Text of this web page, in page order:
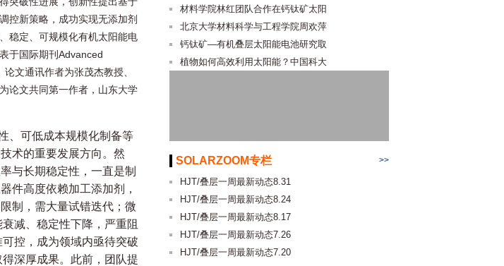
控新策略，成功实现无添加剂
稳定、可规模化有机太阳能电
于国际期刊Advanced
文通讯作者为张茂杰教授、
论文共同第一作者，山东大学
、可低成本规模化制备等
术的重要发展方向。然
与长期稳定性，一直是制
件高度依赖加工添加剂，
制，需大量试错迭代；微
减、稳定性下降，严重阻
控，成为领域内亟待突破
深厚成果。此前，团队提
材料学院林红团队合作在钙钛矿太阳
北京大学材料科学与工程学院周欢萍
钙钛矿—有机叠层太阳能电池研究取
植物如何高效利用太阳能？中国科大
SOLARZOOM专栏 >>
HJT/叠层一周最新动态8.31
HJT/叠层一周最新动态8.24
HJT/叠层一周最新动态8.17
HJT/叠层一周最新动态7.26
HJT/叠层一周最新动态7.20